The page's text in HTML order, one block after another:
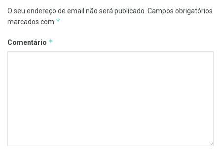
O seu endereço de email não será publicado. Campos obrigatórios
marcados com *
Comentário *